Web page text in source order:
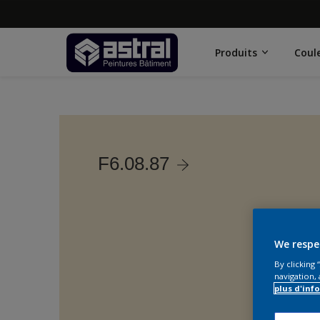
Produits
F6.08.87
We
By clicking
navigation,
plus